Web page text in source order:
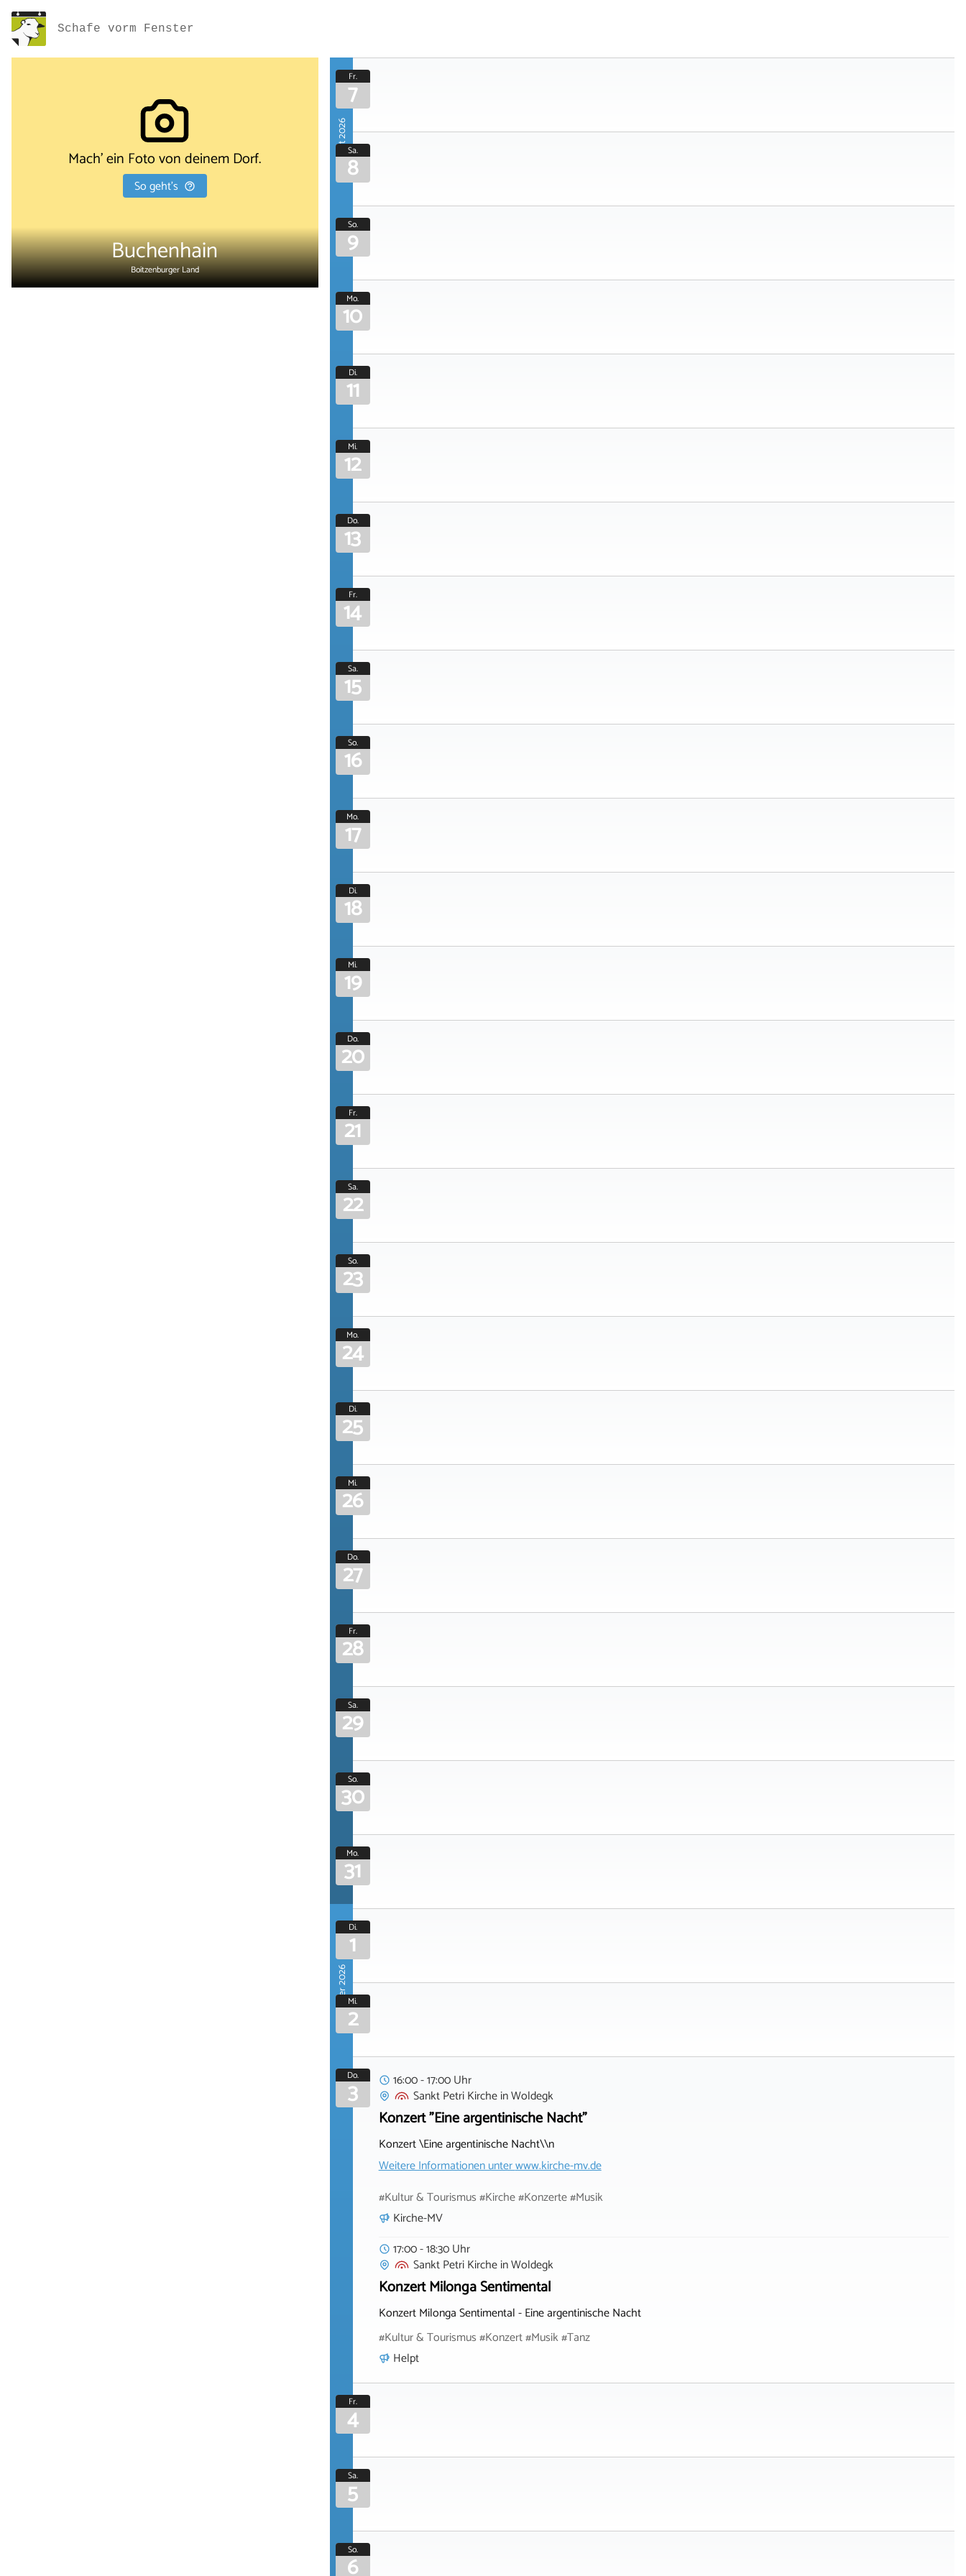
Schafe vorm Fenster
Mach' ein Foto von deinem Dorf.
So geht's
Buchenhain
Boitzenburger Land
August 2026
Fr.
7
Sa.
8
So.
9
Mo.
10
Di.
11
Mi.
12
Do.
13
Fr.
14
Sa.
15
So.
16
Mo.
17
Di.
18
Mi.
19
Do.
20
Fr.
21
Sa.
22
So.
23
Mo.
24
Di.
25
Mi.
26
Do.
27
Fr.
28
Sa.
29
So.
30
Mo.
31
September 2026
Di.
1
Mi.
2
Do.
3
16:00 - 17:00 Uhr
Sankt Petri KircheinWoldegk
Konzert "Eine argentinische Nacht"
Konzert \Eine argentinische Nacht\\n
Weitere Informationen unterwww.kirche-mv.de
#Kultur & Tourismus #Kirche #Konzerte #Musik
Kirche-MV
17:00 - 18:30 Uhr
Sankt Petri KircheinWoldegk
Konzert Milonga Sentimental
Konzert Milonga Sentimental - Eine argentinische Nacht
#Kultur & Tourismus #Konzert #Musik #Tanz
Helpt
Fr.
4
Sa.
5
So.
6